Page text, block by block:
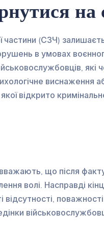
на
частини (СЗЧ)
в умовах
які
виснаження
відкрито
вважають, що після
волі. Насправді
відсутності,